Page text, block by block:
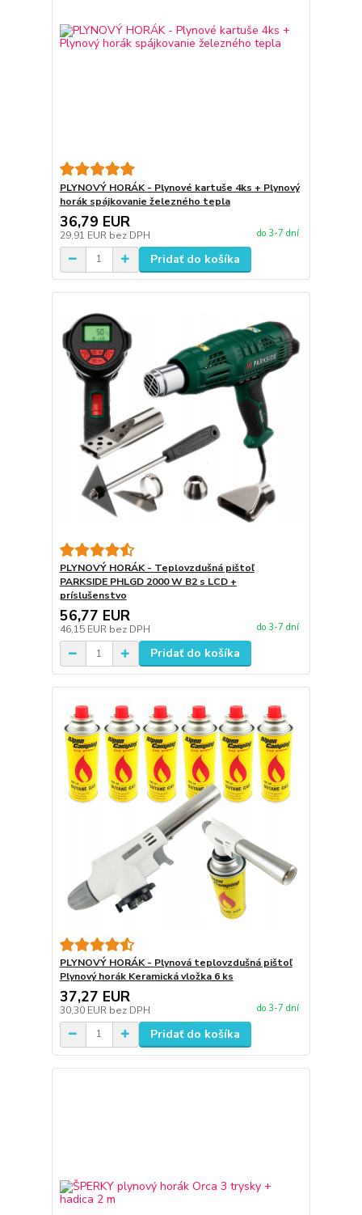
PLYNOVÝ HORÁK - Plynové kartuše 4ks + Plynový
horák spájkovanie železného tepla
36,79 EUR
29,91 EUR bez DPH do 3-7 dní
Pridať do košíka
PLYNOVÝ HORÁK - Teplovzdušná pištoľ
PARKSIDE PHLGD 2000 W B2 s LCD +
príslušenstvo
56,77 EUR
46,15 EUR bez DPH do 3-7 dní
Pridať do košíka
PLYNOVÝ HORÁK - Plynová teplovzdušná pištoľ
Plynový horák Keramická vložka 6 ks
37,27 EUR
30,30 EUR bez DPH do 3-7 dní
Pridať do košíka